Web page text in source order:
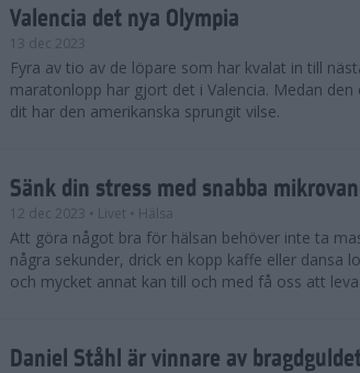
Valencia det nya Olympia
13 dec 2023
Fyra av tio av de löpare som har kvalat in till
maratonlopp har gjort det i Valencia. Medan
dit har den amerikanska sprungit vilse.
Sänk din stress med snabba
12 dec 2023 • Livet • Hälsa
Att göra något bra för hälsan behöver inte ta
några sekunder, drick en kopp kaffe eller dansa
och mycket annat kan till och med få oss att leva
Daniel Ståhl är vinnare av